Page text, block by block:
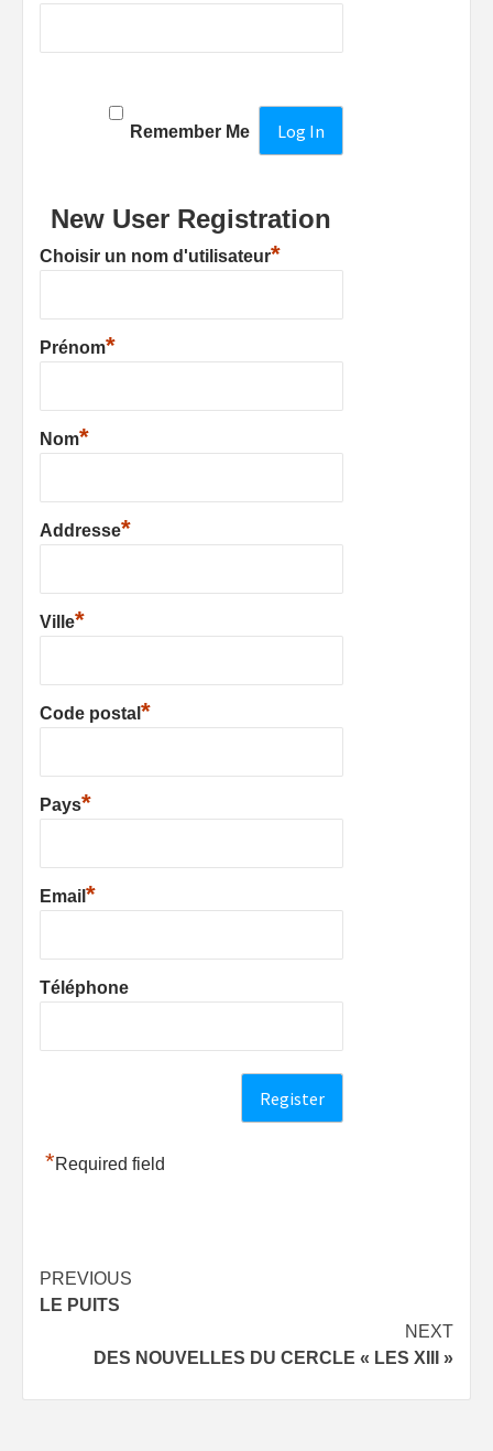
Remember Me
New User Registration
Choisir un nom d'utilisateur*
Prénom*
Nom*
Addresse*
Ville*
Code postal *
Pays*
Email *
Téléphone
*Required field
Post
navigation
PREVIOUS
LE PUITS
NEXT
DES NOUVELLES DU CERCLE « LES XIII »